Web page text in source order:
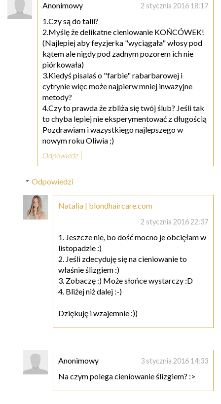
Anonimowy 2 stycznia 2016 18:17
1.Czy są do talii?
2.Myślę że delikatne cieniowanie KOŃCÓWEK!
(Najlepiej aby feyzjerka "wyciągała" włosy pod
kątem ale nigdy pod zadnym pozorem ich nie
piórkowała)
3.Kiedyś pisalaś o "farbie" rabarbarowej i
cytrynie więc może najpierw mniej inwazyjne
metody?
4.Czy to prawda że zbliża się twój ślub? Jeśli tak
to chyba lepiej nie eksperymentować z długością
Pozdrawiam i wazystkiego najlepszego w
nowym roku Oliwia ;)
Odpowiedz
Odpowiedzi
Natalia | blondhaircare.com
2 stycznia 2016 22:37
1. Jeszcze nie, bo dość mocno je obcięłam w
listopadzie :)
2. Jeśli zdecyduję się na cieniowanie to
właśnie ślizgiem :)
3. Zobaczę :) Może słońce wystarczy :D
4. Bliżej niż dalej :-)
Dziękuję i wzajemnie :))
Anonimowy 3 stycznia 2016 14:33
Na czym polega cieniowanie ślizgiem? :>